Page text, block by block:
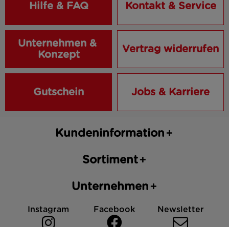
Hilfe & FAQ Kontakt & Service
Unternehmen &
Konzept
Vertrag widerrufen
Gutschein Jobs & Karriere
Kundeninformation
Sortiment
Unternehmen
Instagram Facebook Newsletter